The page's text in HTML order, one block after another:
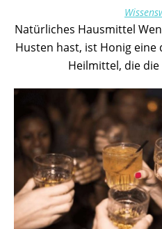
Natürliches Hausmittel
Husten hast, ist Honig
Heilmittel, die